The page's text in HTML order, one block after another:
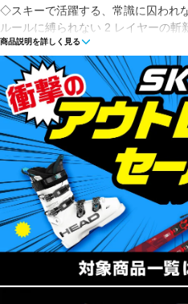
◇スキーで活躍する、常識に囚われ
ルールに縛られない 2 レイヤーの斬
水・防風プロテクションを詰め込ん
ット。
◇恐れを知らないスキーヤーやスノ
ムは、アウターファブリックに 100
ます。
◇必要に応じて重ね着したり脱いだ
なら、スノーパークからバックカン
できます。
【斬新なデザイン】
従来のスノーウェアに縛られない、
カンガルーポケットをデザインに採
誰の足跡もついていない雪山での冒
商品説明を詳しく見る